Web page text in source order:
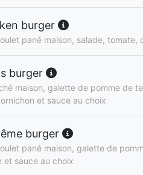
burger
pané maison, salade, tomate,
burger
maison, galette de pomme de
et sauce au choix
burger
pané maison, galette de
et sauce au choix